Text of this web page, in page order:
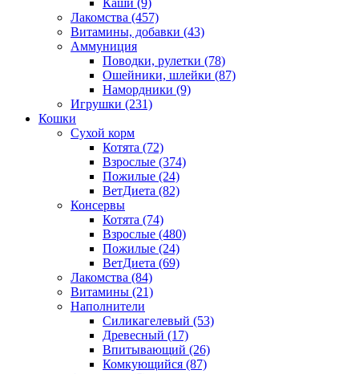
Каши (9)
Лакомства (457)
Витамины, добавки (43)
Аммуниция
Поводки, рулетки (78)
Ошейники, шлейки (87)
Намордники (9)
Игрушки (231)
Кошки
Сухой корм
Котята (72)
Взрослые (374)
Пожилые (24)
ВетДиета (82)
Консервы
Котята (74)
Взрослые (480)
Пожилые (24)
ВетДиета (69)
Лакомства (84)
Витамины (21)
Наполнители
Силикагелевый (53)
Древесный (17)
Впитывающий (26)
Комкующийся (87)